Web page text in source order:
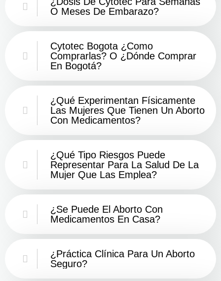
O Meses De Embarazo?
Cytotec Bogota ¿Como
Comprarlas? O ¿Dónde Comprar
En Bogotá?
¿Qué Experimentan Físicamente
Las Mujeres Que Tienen Un Aborto
Con Medicamentos?
¿Qué Tipo Riesgos Puede
Representar Para La Salud De La
Mujer Que Las Emplea?
¿Se Puede El Aborto Con
Medicamentos En Casa?
¿Práctica Clínica Para Un Aborto
Seguro?